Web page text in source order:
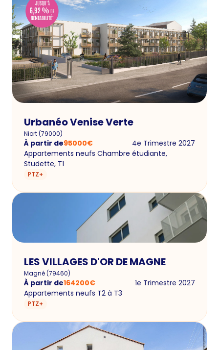
Urbanéo Venise Verte
Niort(79000)
À partir de95000€
4e Trimestre 2027
Appartements neufs Chambre étudiante,
Studette, T1
PTZ+
LES VILLAGES D'OR DE MAGNE
Magné(79460)
À partir de164200€
1e Trimestre 2027
Appartements neufs T2 à T3
PTZ+